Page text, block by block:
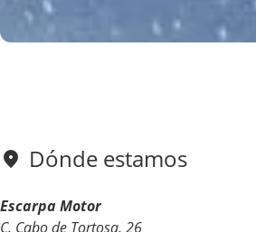
Dónde estamos
Escarpa Motor
C. Cabo de Tortosa, 26